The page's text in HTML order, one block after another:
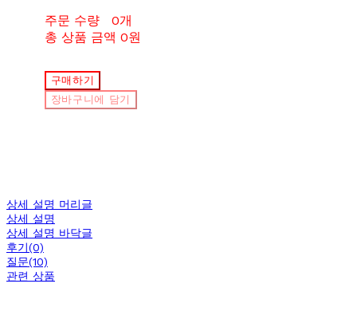
주문 수량
0개
총 상품 금액 0원
구매하기
장바구니에 담기
상세 설명 머리글
상세 설명
상세 설명 바닥글
후기(0)
질문(10)
관련 상품